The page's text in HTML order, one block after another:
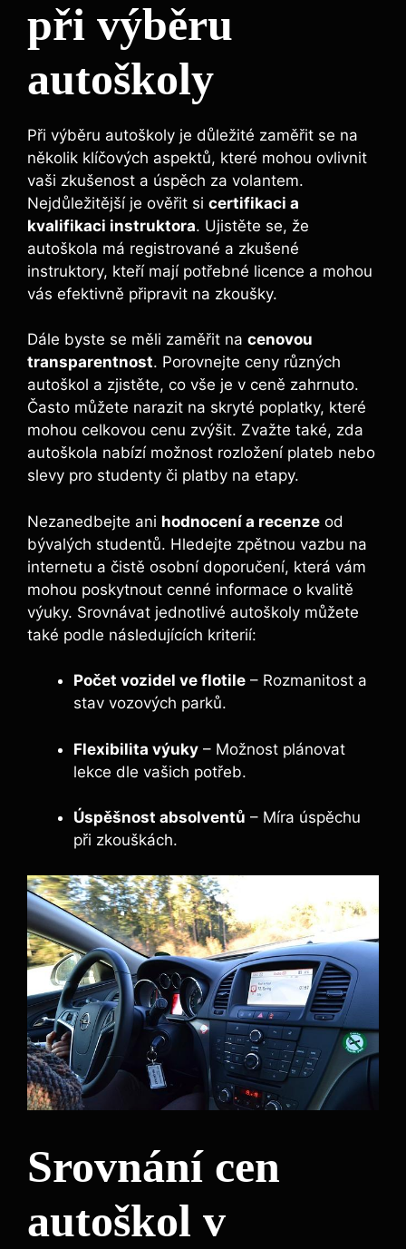
při výběru
autoškoly
Při výběru autoškoly je důležité zaměřit se na
několik klíčových aspektů, které mohou ovlivnit
vaši zkušenost a úspěch za volantem.
Nejdůležitější je ověřit si certifikaci a
kvalifikaci instruktora. Ujistěte se, že
autoškola má registrované a zkušené
instruktory, kteří mají potřebné licence a mohou
vás efektivně připravit na zkoušky.
Dále byste se měli zaměřit na cenovou
transparentnost. Porovnejte ceny různých
autoškol a zjistěte, co vše je v ceně zahrnuto.
Často můžete narazit na skryté poplatky, které
mohou celkovou cenu zvýšit. Zvažte také, zda
autoškola nabízí možnost rozložení plateb nebo
slevy pro studenty či platby na etapy.
Nezanedbejte ani hodnocení a recenze od
bývalých studentů. Hledejte zpětnou vazbu na
internetu a čistě osobní doporučení, která vám
mohou poskytnout cenné informace o kvalitě
výuky. Srovnávat jednotlivé autoškoly můžete
také podle následujících kriterií:
Počet vozidel ve flotile – Rozmanitost a
stav vozových parků.
Flexibilita výuky – Možnost plánovat
lekce dle vašich potřeb.
Úspěšnost absolventů – Míra úspěchu
při zkouškách.
Srovnání cen
autoškol v